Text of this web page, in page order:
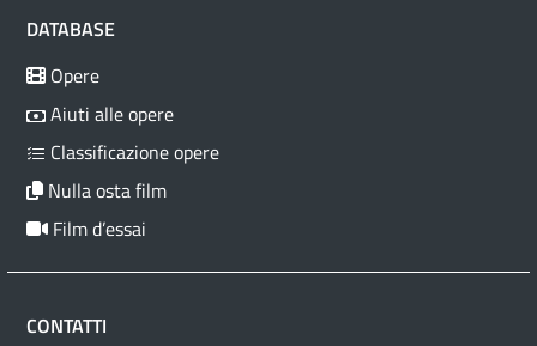
DATABASE
Opere
Aiuti alle opere
Classificazione opere
Nulla osta film
Film d’essai
CONTATTI